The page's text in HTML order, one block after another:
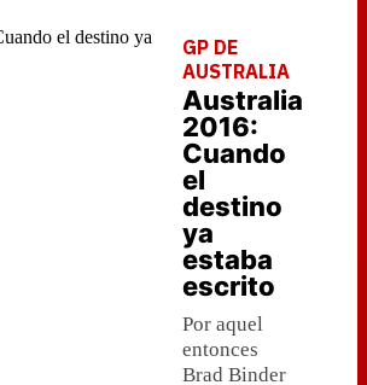
GP DE
AUSTRALIA
Australia
2016:
Cuando
el
destino
ya
estaba
escrito
Por aquel
entonces
Brad Binder